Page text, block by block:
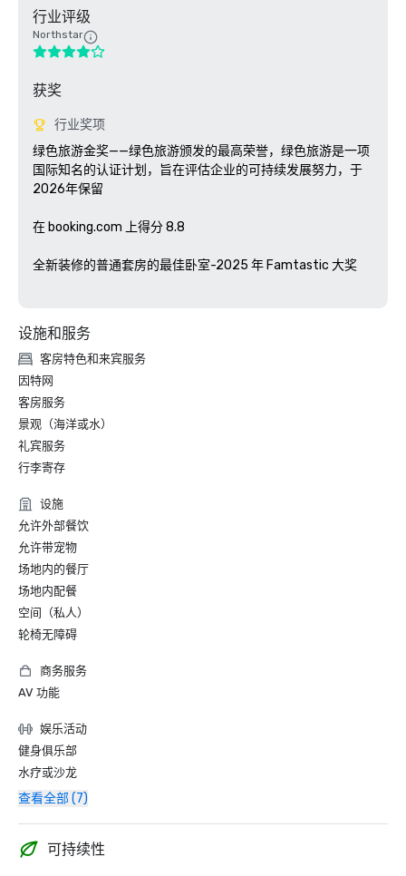
行业评级
Northstar
获奖
行业奖项
绿色旅游金奖——绿色旅游颁发的最高荣誉，绿色旅游是一项
国际知名的认证计划，旨在评估企业的可持续发展努力，于
2026年保留
在 booking.com 上得分 8.8
全新装修的普通套房的最佳卧室-2025 年 Famtastic 大奖
设施和服务
客房特色和来宾服务
因特网
客房服务
景观（海洋或水）
礼宾服务
行李寄存
设施
允许外部餐饮
允许带宠物
场地内的餐厅
场地内配餐
空间（私人）
轮椅无障碍
商务服务
AV 功能
娱乐活动
健身俱乐部
水疗或沙龙
查看全部 (7)
可持续性